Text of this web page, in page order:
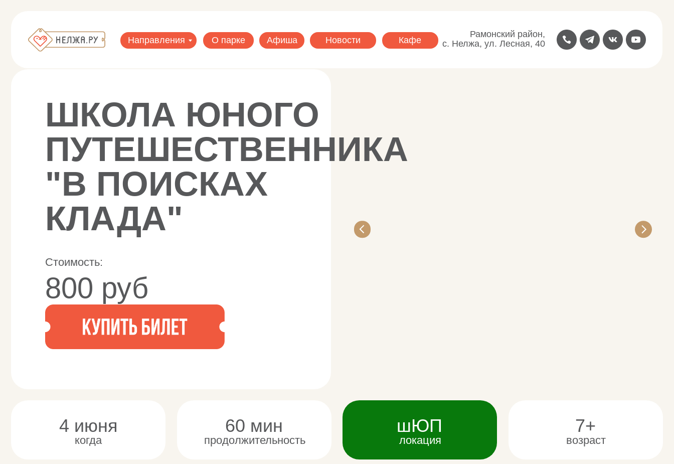
Рамонский район,
с. Нелжа, ул. Лесная, 40
О парке Афиша Новости Кафе
Направления
ШКОЛА ЮНОГО
ПУТЕШЕСТВЕННИКА
"В ПОИСКАХ
КЛАДА"
Стоимость:
800 руб
Кто не мечтал стать отважным путешественником, исследовать
неизвестные территории, залезать на деревья, разжигать костры